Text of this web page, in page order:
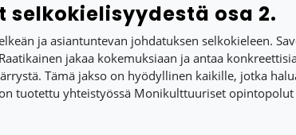
selkokielisyydestä osa 2.
ja asiantuntevan johdatuksen selkokieleen.
jakaa kokemuksiaan ja antaa
Tämä jakso on hyödyllinen kaikille, jotka
tuotettu yhteistyössä Monikulttuuriset opintopolut